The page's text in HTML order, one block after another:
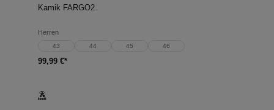
Kamik FARGO2
Herren
43 44 45 46
99,99 €*